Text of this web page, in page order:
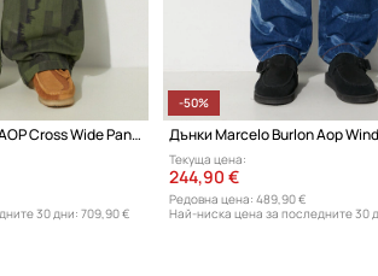
Дънки Marcelo Burlon AOP Cross Wide Pants
30 дни: 709,90 €
-50%
Дънки Marcelo Burlon Aop
Текуща цена:
244,90 €
Редовна цена: 489,90 €
Най-ниска цена за последните 30